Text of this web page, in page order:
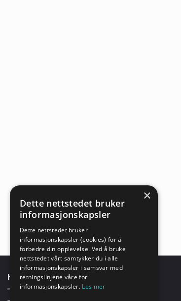
KONTAKTINFORMASJON
×
Dette nettstedet bruker
informasjonskapsler
Dette nettstedet bruker
informasjonskapsler (cookies) for å
forbedre din opplevelse. Ved å bruke
nettstedet vårt samtykker du i alle
informasjonskapsler i samsvar med
retningslinjene våre for
informasjonskapsler. Les mer